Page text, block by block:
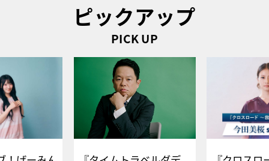
ピックアップ
PICK UP